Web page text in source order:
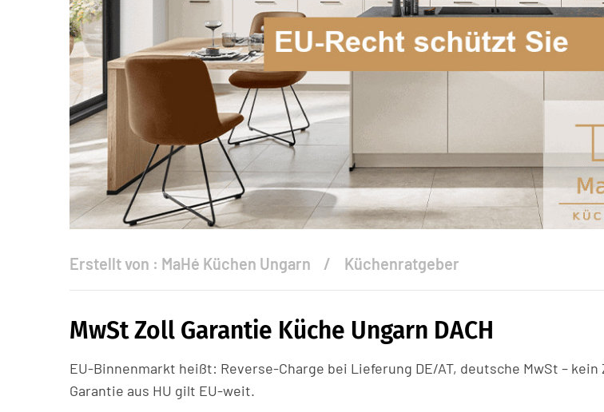
Erstellt von : MaHé Küchen Ungarn Küchenratgeber
MwSt Zoll Garantie Küche Ungarn DACH
EU-Binnenmarkt heißt: Reverse-Charge bei Lieferung DE/AT, deutsche MwSt – kein
Garantie aus HU gilt EU-weit.